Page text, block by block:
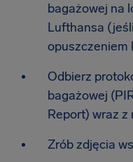
bagażowej na
Lufthansa
opuszczeniem
Odbierz
bagażowej
Report) wraz
Zrób zdjęcia